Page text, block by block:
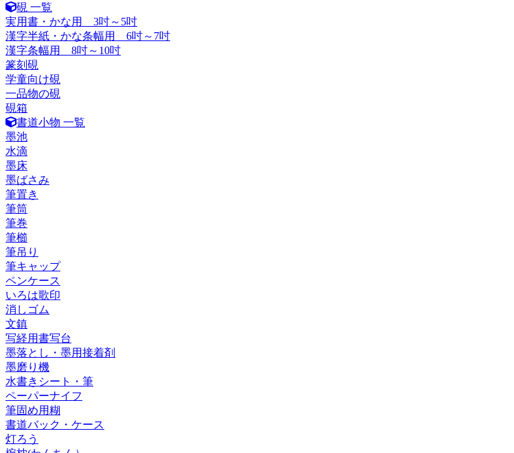
硯 一覧
実用書・かな用 3吋～5吋
漢字半紙・かな条幅用 6吋～7吋
漢字条幅用 8吋～10吋
篆刻硯
学童向け硯
一品物の硯
硯箱
書道小物 一覧
墨池
水滴
墨床
墨ばさみ
筆置き
筆筒
筆巻
筆櫛
筆吊り
筆キャップ
ペンケース
いろは歌印
消しゴム
文鎮
写経用書写台
墨落とし・墨用接着剤
墨磨り機
水書きシート・筆
ペーパーナイフ
筆固め用糊
書道バック・ケース
灯ろう